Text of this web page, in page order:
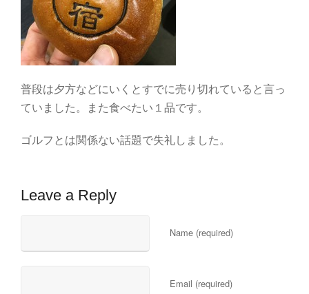
普段は夕方などにいくとすでに売り切れていると言っ
ていました。また食べたい１品です。
ゴルフとは関係ない話題で失礼しました。
Leave a Reply
Name (required)
Email (required)